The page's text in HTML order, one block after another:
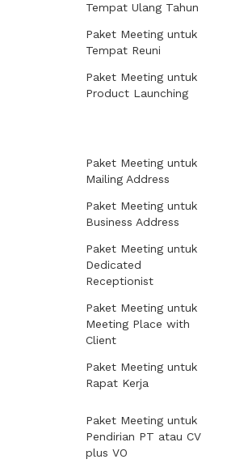
Tempat Ulang Tahun
Paket Meeting untuk
Tempat Reuni
Paket Meeting untuk
Product Launching
Paket Meeting untuk
Mailing Address
Paket Meeting untuk
Business Address
Paket Meeting untuk
Dedicated
Receptionist
Paket Meeting untuk
Meeting Place with
Client
Paket Meeting untuk
Rapat Kerja
Paket Meeting untuk
Pendirian PT atau CV
plus VO